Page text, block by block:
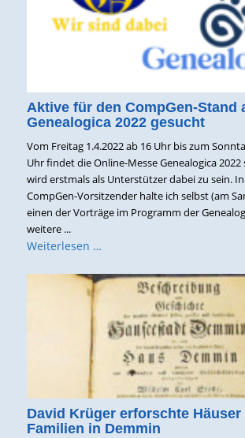
Aktive für den CompGen-Stand
Genealogica 2022 gesucht
Vom Freitag 1.4.2022 ab 16 Uhr bis zum
Uhr findet die Online-Messe Genealogica
wird erstmals als Unterstützer dabei zu sein.
CompGen-Vorsitzender halte ich selbst (am
einen der Vorträge im Programm der
weitere ...
Weiterlesen …
David Krüger erforschte Häuser
Familien in Demmin